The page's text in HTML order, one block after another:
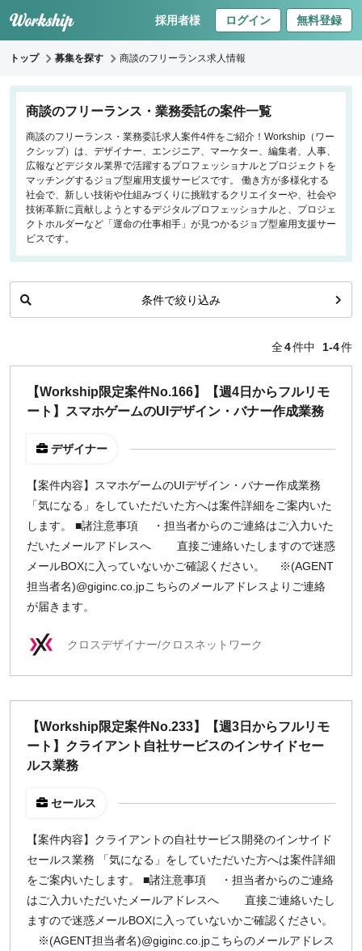
採用者様 ログイン 無料登録
トップ 募集を探す 商談のフリーランス求人情報
商談のフリーランス・業務委託の案件一覧
商談のフリーランス・業務委託求人案件4件をご紹介！Workship（ワー
クシップ）は、デザイナー、エンジニア、マーケター、編集者、人事、
広報などデジタル業界で活躍するプロフェッショナルとプロジェクトを
マッチングするジョブ型雇用支援サービスです。 働き方が多様化する
社会で、新しい技術や仕組みづくりに挑戦するクリエイターや、社会や
技術革新に貢献しようとするデジタルプロフェッショナルと、プロジェ
クトホルダーなど「運命の仕事相手」が見つかるジョブ型雇用支援サー
ビスです。
条件で絞り込み
キーワードで探す
職種
フロントエンドエンジニア
バックエンドエンジニア
インフラエンジニア
iOS/Androidアプリエンジニア
データサイエンティスト
出社希望
副業OK
スタートアップ
土日週末OK
稼働時間
週3日
週2日
週1日
大阪
名古屋
京都
福岡
全4件中 1-4件
【Workship限定案件No.166】【週4日からフルリモ
ート】スマホゲームのUIデザイン・バナー作成業務
デザイナー
【案件内容】スマホゲームのUIデザイン・バナー作成業務
「気になる」をしていただいた方へは案件詳細をご案内いた
します。 ■諸注意事項 ・担当者からのご連絡はご入力いた
だいたメールアドレスへ 直接ご連絡いたしますので迷惑
メールBOXに入っていないかご確認ください。 ※(AGENT
担当者名)@giginc.co.jpこちらのメールアドレスよりご連絡
が届きます。
クロスデザイナー/クロスネットワーク
【Workship限定案件No.233】【週3日からフルリモ
ート】クライアント自社サービスのインサイドセー
ルス業務
セールス
【案件内容】クライアントの自社サービス開発のインサイド
セールス業務 「気になる」をしていただいた方へは案件詳細
をご案内いたします。 ■諸注意事項 ・担当者からのご連絡
はご入力いただいたメールアドレスへ 直接ご連絡いたし
ますので迷惑メールBOXに入っていないかご確認ください。
※(AGENT担当者名)@giginc.co.jpこちらのメールアドレス